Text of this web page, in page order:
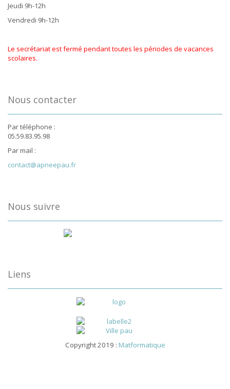
Jeudi 9h-12h
Vendredi 9h-12h
Le secrétariat est fermé pendant toutes les périodes de vacances
scolaires.
Nous contacter
Par téléphone :
05.59.83.95.98
Par mail :
contact@apneepau.fr
Nous suivre
Liens
Copyright 2019 : Matformatique